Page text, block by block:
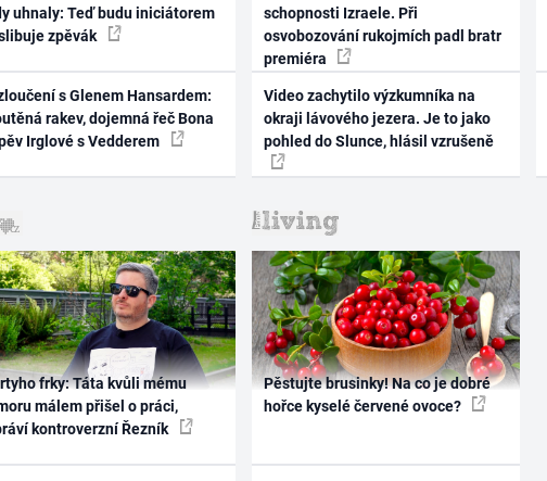
uhnaly: Teď budu iniciátorem
zpěvák
s Glenem Hansardem:
rakev, dojemná řeč Bona
Irglové s Vedderem
schopnosti Izraele. Při
osvobozování rukojmích padl bratr
premiéra
Video zachytilo výzkumníka na
okraji lávového jezera. Je to jako
pohled do Slunce, hlásil vzrušeně
frky: Táta kvůli mému
málem přišel o práci,
kontroverzní Řezník
Pěstujte brusinky! Na co je dobré
hořce kyselé červené ovoce?